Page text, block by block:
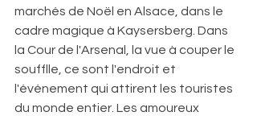
marchés de Noël en Alsace, dans le
cadre magique à Kaysersberg. Dans
la Cour de l'Arsenal, la vue à couper le
soufflle, ce sont l'endroit et
l'événement qui attirent les touristes
du monde entier. Les amoureux